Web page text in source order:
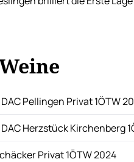
Pellingen Privat 1ÖTW
Herzstück Kirchenberg
Privat 1ÖTW 2024